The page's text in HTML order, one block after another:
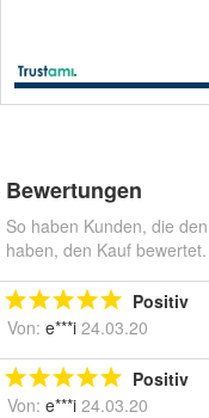
Bewertungen
So haben Kunden, die
haben, den Kauf bewertet.
Positiv
Von: e***i 24.03.20
Positiv
Von: e***i 24.03.20